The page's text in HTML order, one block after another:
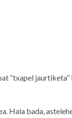
“txapel jaurtiketa”
Hala bada,